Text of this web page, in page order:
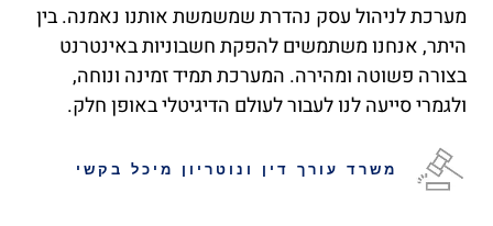
מערכת לניהול עסק נהדרת שמשמשת אותנו נאמנה. בין
היתר, אנחנו משתמשים להפקת חשבוניות באינטרנט
בצורה פשוטה ומהירה. המערכת תמיד זמינה ונוחה,
ולגמרי סייעה לנו לעבור לעולם הדיגיטלי באופן חלק.
משרד עורך דין ונוטריון מיכל בקשי